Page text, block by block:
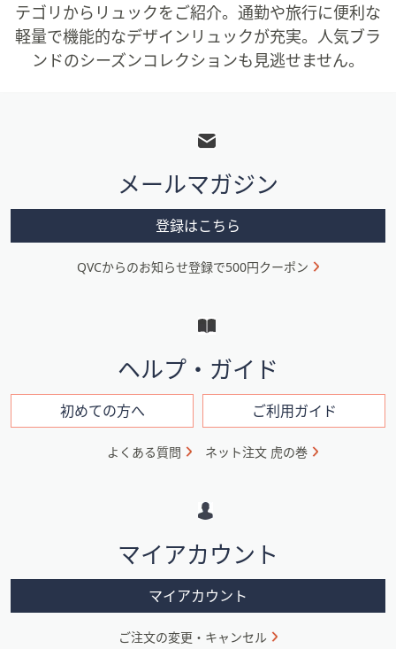
テゴリからリュックをご紹介。通勤や旅行に便利な
軽量で機能的なデザインリュックが充実。人気ブラ
ンドのシーズンコレクションも見逃せません。
メ
ニ
ン
ン
メールマガジン
登録はこちら
QVCからのお知らせ登録で500円クーポン
ヘルプ・ガイド
初めての方へ ご利用ガイド
よくある質問 ネット注文 虎の巻
マイアカウント
マイアカウント
ご注文の変更・キャンセル